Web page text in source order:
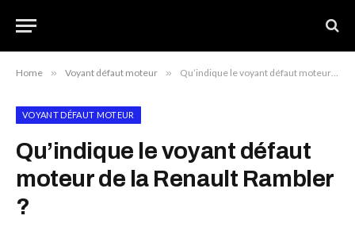
Home » Voyant défaut moteur » Qu’indique le voyant défaut moteur de la Renault Rambler ?
VOYANT DÉFAUT MOTEUR
Qu’indique le voyant défaut
moteur de la Renault Rambler
?